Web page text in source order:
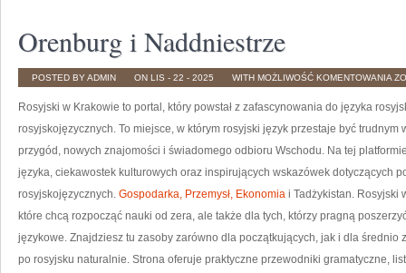
Orenburg i Naddniestrze
POSTED BY ADMIN ON LIS - 22 - 2025 WITH MOŻLIWOŚĆ KOMENTOWANIA
I
Rosyjski w Krakowie to portal, który powstał z zafascynowania do języka
rosyjskojęzycznych. To miejsce, w którym rosyjski język przestaje być
przygód, nowych znajomości i świadomego odbioru Wschodu. Na tej
języka, ciekawostek kulturowych oraz inspirujących wskazówek dotyczących
rosyjskojęzycznych. Gospodarka, Przemysł, Ekonomia i Tadżykistan. Rosyjski
które chcą rozpocząć nauki od zera, ale także dla tych, którzy pragną
językowe. Znajdziesz tu zasoby zarówno dla początkujących, jak i dla średnio
po rosyjsku naturalnie. Strona oferuje praktyczne przewodniki gramatyczne,